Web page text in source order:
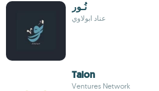
نُـور
عناد ابولاوي
Talon
Ventures Network